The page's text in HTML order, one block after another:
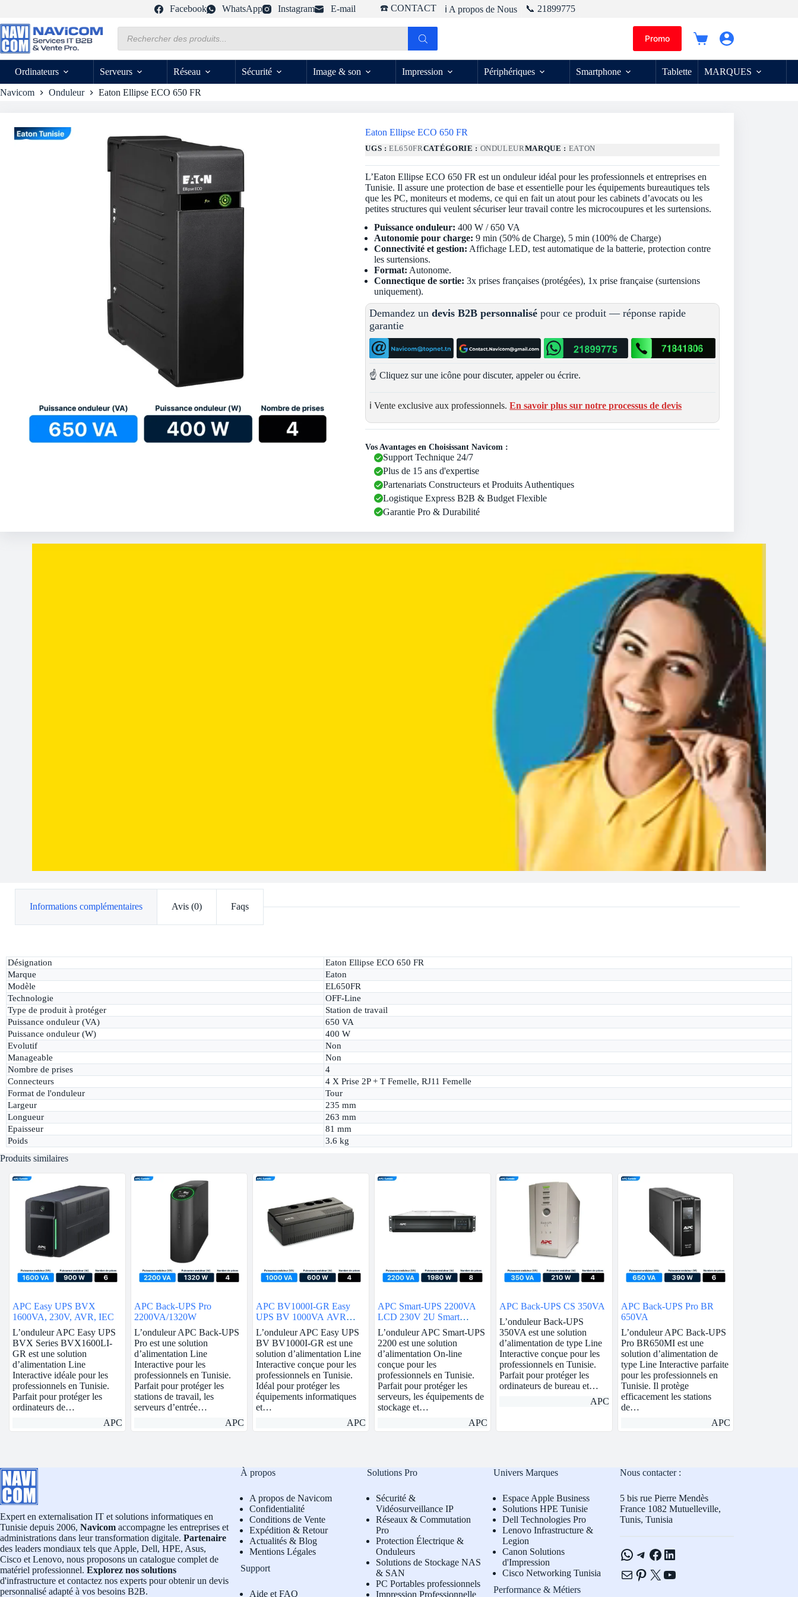
contenu
Facebook WhatsApp Instagram E-mail ☎️ CONTACT ℹ️ A propos de Nous 📞 21899775
produits
Promo
Panier
Ordinateurs
Serveurs Réseau Sécurité Image & son Impression Périphériques Smartphone Tablette MARQUES
Navicom Onduleur Eaton Ellipse ECO 650 FR
Eaton Ellipse ECO 650 FR
UGS :EL650FRCATÉGORIE : ONDULEURMARQUE : EATON
L’Eaton Ellipse ECO 650 FR est un onduleur idéal pour les professionnels et entreprises en
Tunisie. Il assure une protection de base et essentielle pour les équipements bureautiques tels
que les PC, moniteurs et modems, ce qui en fait un atout pour les cabinets d’avocats ou les
petites structures qui veulent sécuriser leur travail contre les microcoupures et les surtensions.
Puissance onduleur: 400 W / 650 VA
Autonomie pour charge: 9 min (50% de Charge), 5 min (100% de Charge)
Connectivité et gestion: Affichage LED, test automatique de la batterie, protection contre
les surtensions.
Format: Autonome.
Connectique de sortie: 3x prises françaises (protégées), 1x prise française (surtensions
uniquement).
Demandez undevis B2B personnalisé pour ce produit — réponse rapide
garantie
☝️ Cliquez sur une icône pour discuter, appeler ou écrire.
ℹ️ Vente exclusive aux professionnels.En savoir plus sur notre processus de devis
Vos Avantages en Choisissant Navicom :
Support Technique 24/7
Plus de 15 ans d'expertise
Partenariats Constructeurs et Produits Authentiques
Logistique Express B2B & Budget Flexible
Garantie Pro & Durabilité
Informations complémentaires Avis (0) Faqs
Désignation
Eaton Ellipse ECO 650 FR
Marque
Eaton
Modèle
EL650FR
Technologie
OFF-Line
Type de produit à protéger
Station de travail
Puissance onduleur (VA)
650 VA
Puissance onduleur (W)
400 W
Evolutif
Non
Manageable
Non
Nombre de prises
4
Connecteurs
4 X Prise 2P + T Femelle, RJ11 Femelle
Format de l'onduleur
Tour
Largeur
235 mm
Longueur
263 mm
Epaisseur
81 mm
Poids
3.6 kg
Produits similaires
APC Easy UPS BVX
1600VA, 230V, AVR, IEC
L’onduleur APC Easy UPS
BVX Series BVX1600LI-
GR est une solution
d’alimentation Line
Interactive idéale pour les
professionnels en Tunisie.
Parfait pour protéger les
ordinateurs de…
APC
APC Back-UPS Pro
2200VA/1320W
L’onduleur APC Back-UPS
Pro est une solution
d’alimentation Line
Interactive pour les
professionnels en Tunisie.
Parfait pour protéger les
stations de travail, les
serveurs d’entrée…
APC
APC BV1000I-GR Easy
UPS BV 1000VA AVR
Schuko 230V
L’onduleur APC Easy UPS
BV BV1000I-GR est une
solution d’alimentation Line
Interactive conçue pour les
professionnels en Tunisie.
Idéal pour protéger les
équipements informatiques
et…
APC
APC Smart-UPS 2200VA
LCD 230V 2U Smart
Connect
L’onduleur APC Smart-UPS
2200 est une solution
d’alimentation On-line
conçue pour les
professionnels en Tunisie.
Parfait pour protéger les
serveurs, les équipements de
stockage et…
APC
APC Back-UPS CS 350VA
L’onduleur Back-UPS
350VA est une solution
d’alimentation de type Line
Interactive conçue pour les
professionnels en Tunisie.
Parfait pour protéger les
ordinateurs de bureau et…
APC
APC Back-UPS Pro BR
650VA
L’onduleur APC Back-UPS
Pro BR650MI est une
solution d’alimentation de
type Line Interactive parfaite
pour les professionnels en
Tunisie. Il protège
efficacement les stations
de…
APC
Expert en externalisation IT et solutions informatiques en
Tunisie depuis 2006, Navicom accompagne les entreprises et
administrations dans leur transformation digitale. Partenaire
des leaders mondiaux tels que Apple, Dell, HPE, Asus,
Cisco et Lenovo, nous proposons un catalogue complet de
matériel professionnel. Explorez nos solutions
d'infrastructure et contactez nos experts pour obtenir un devis
personnalisé adapté à vos besoins B2B.
À propos
A propos de Navicom
Confidentialité
Conditions de Vente
Expédition & Retour
Actualités & Blog
Mentions Légales
Support
Aide et FAQ
Solutions Pro
Sécurité &
Vidéosurveillance IP
Réseaux & Commutation
Pro
Protection Électrique &
Onduleurs
Solutions de Stockage NAS
& SAN
PC Portables professionnels
Impression Professionnelle
Univers Marques
Espace Apple Business
Solutions HPE Tunisie
Dell Technologies Pro
Lenovo Infrastructure &
Legion
Canon Solutions
d'Impression
Cisco Networking Tunisia
Performance & Métiers
Nous contacter :
5 bis rue Pierre Mendès
France 1082 Mutuelleville,
Tunis, Tunisia
WhatsApp
Telegram
Facebook
LinkedIn
E-mailPinterest
X YouTube